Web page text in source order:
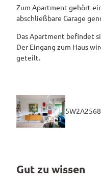
Zum Apartment gehört
abschließbare Garage
Das Apartment befindet
Der Eingang zum Haus
geteilt.
5W2A2568
Gut zu wissen